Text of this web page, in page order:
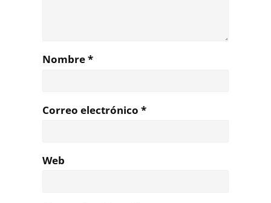
Nombre*
Correo electrónico *
Web